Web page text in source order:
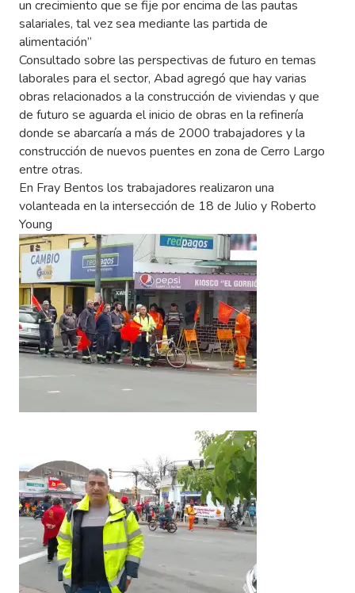
un crecimiento que se fije por encima de las pautas
salariales, tal vez sea mediante las partida de
alimentación”
Consultado sobre las perspectivas de futuro en temas
laborales para el sector, Abad agregó que hay varias
obras relacionados a la construcción de viviendas y que
de futuro se aguarda el inicio de obras en la refinería
donde se abarcaría a más de 2000 trabajadores y la
construcción de nuevos puentes en zona de Cerro Largo
entre otras.
En Fray Bentos los trabajadores realizaron una
volanteada en la intersección de 18 de Julio y Roberto
Young